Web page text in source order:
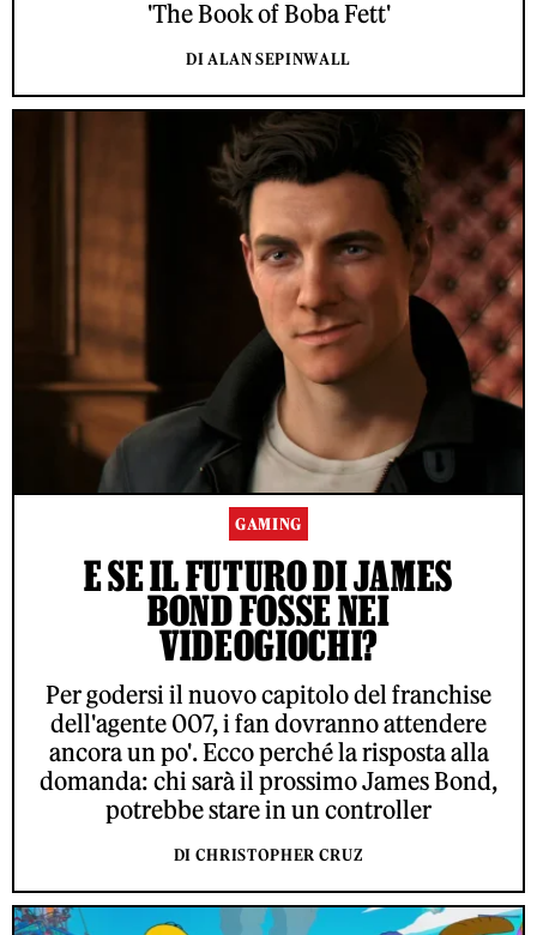
'The Book of Boba Fett'
DI ALAN SEPINWALL
GAMING
E SE IL FUTURO DI JAMES
BOND FOSSE NEI
VIDEOGIOCHI?
Per godersi il nuovo capitolo del franchise
dell'agente 007, i fan dovranno attendere
ancora un po'. Ecco perché la risposta alla
domanda: chi sarà il prossimo James Bond,
potrebbe stare in un controller
DI CHRISTOPHER CRUZ